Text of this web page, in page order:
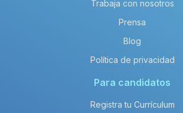
Trabaja con nosotros
Prensa
Blog
Política de privacidad
Para candidatos
Registra tu Currículum